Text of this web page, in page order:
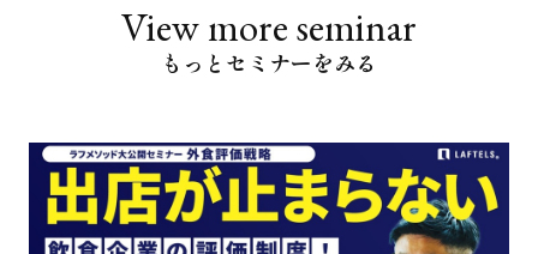
View more seminar
もっとセミナーをみる